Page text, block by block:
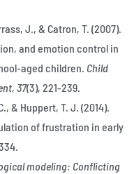
J., & Catron, T. (2007).
and emotion control in
aged children. Child
, 37(3), 221-239.
& Huppert, T. J. (2014).
of frustration in early
modeling: Conflicting